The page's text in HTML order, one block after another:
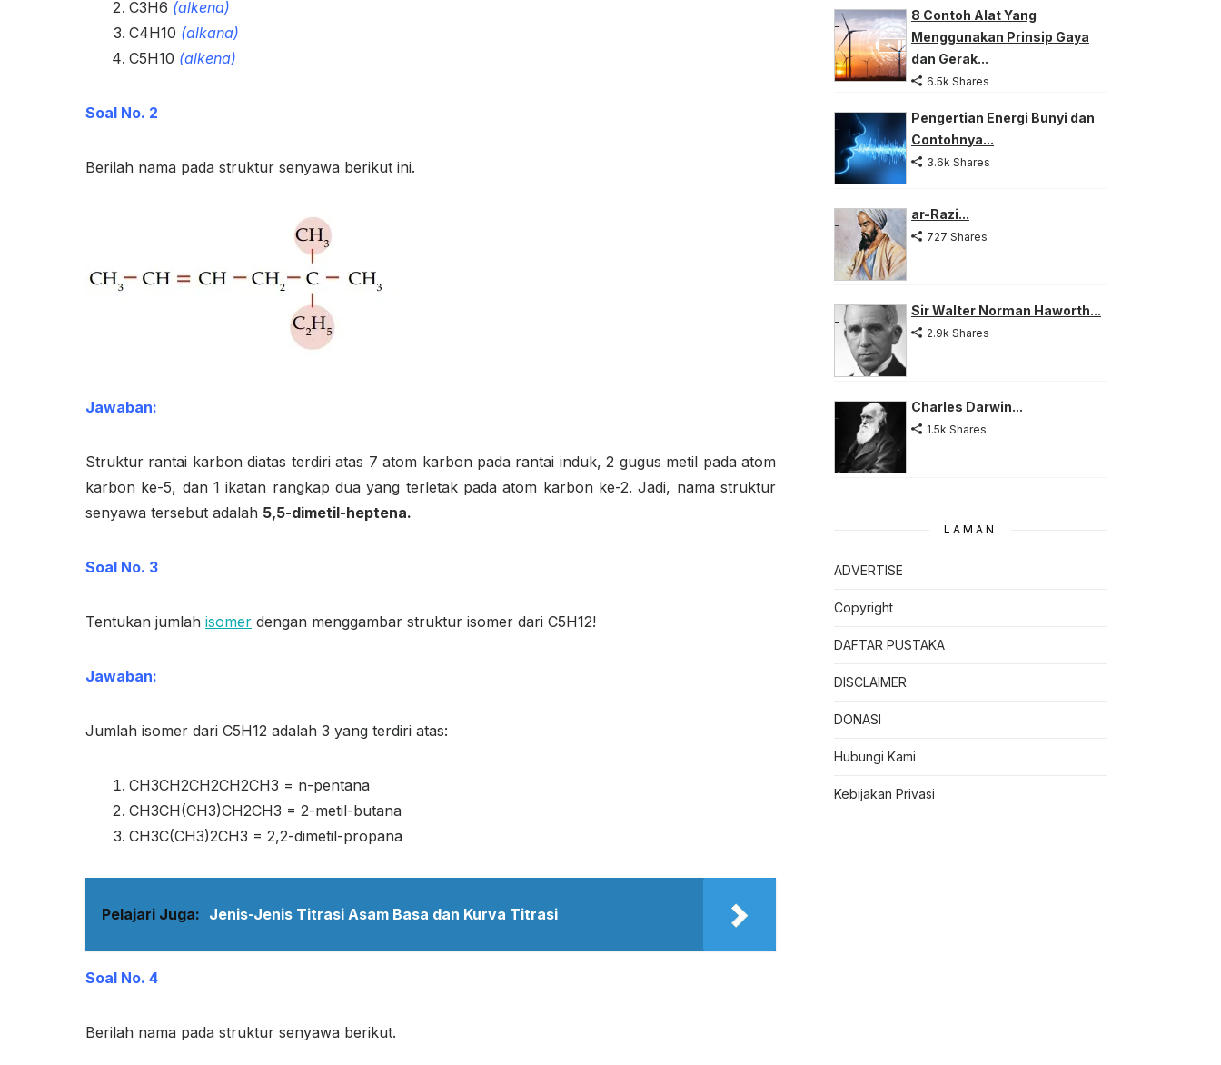
C3H6 (alkena)
C4H10 (alkana)
C5H10 (alkena)
Soal No. 2
Berilah nama pada struktur senyawa berikut ini.
Jawaban:
Struktur rantai karbon diatas terdiri atas 7 atom karbon pada rantai induk, 2 gugus metil pada atom
karbon ke-5, dan 1 ikatan rangkap dua yang terletak pada atom karbon ke-2. Jadi, nama struktur
senyawa tersebut adalah 5,5-dimetil-heptena.
Soal No. 3
Tentukan jumlah isomer dengan menggambar struktur isomer dari C5H12!
Jawaban:
Jumlah isomer dari C5H12 adalah 3 yang terdiri atas:
CH3CH2CH2CH2CH3 = n-pentana
CH3CH(CH3)CH2CH3 = 2-metil-butana
CH3C(CH3)2CH3 = 2,2-dimetil-propana
Pelajari Juga: Jenis-Jenis Titrasi Asam Basa dan Kurva Titrasi
Soal No. 4
Berilah nama pada struktur senyawa berikut.
8 Contoh Alat Yang
Menggunakan Prinsip Gaya
dan Gerak...
6.5k Shares
Pengertian Energi Bunyi dan
Contohnya...
3.6k Shares
ar-Razi...
727 Shares
Sir Walter Norman Haworth...
2.9k Shares
Charles Darwin...
1.5k Shares
LAMAN
ADVERTISE
Copyright
DAFTAR PUSTAKA
DISCLAIMER
DONASI
Hubungi Kami
Kebijakan Privasi